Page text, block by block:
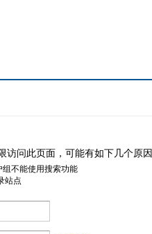
访问此页面，可能有如下几个原因
不能使用搜索功能
站点